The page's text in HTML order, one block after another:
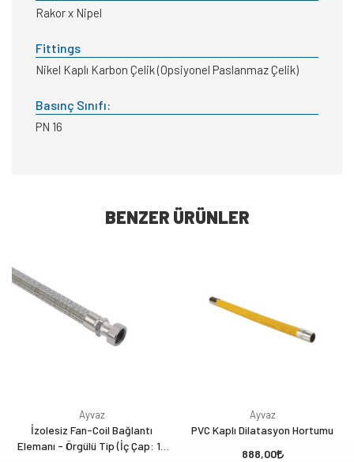
Rakor x Nipel
Fittings
Nikel Kaplı Karbon Çelik (Opsiyonel Paslanmaz Çelik)
Basınç Sınıfı:
PN 16
BENZER ÜRÜNLER
Ayvaz
İzolesiz Fan-Coil Bağlantı
Elemanı - Örgülü Tip (İç Çap: 16
Ayvaz
PVC Kaplı Dilatasyon Hortumu
888,00